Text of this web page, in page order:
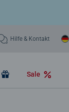
Hilfe & Kontakt
Sale